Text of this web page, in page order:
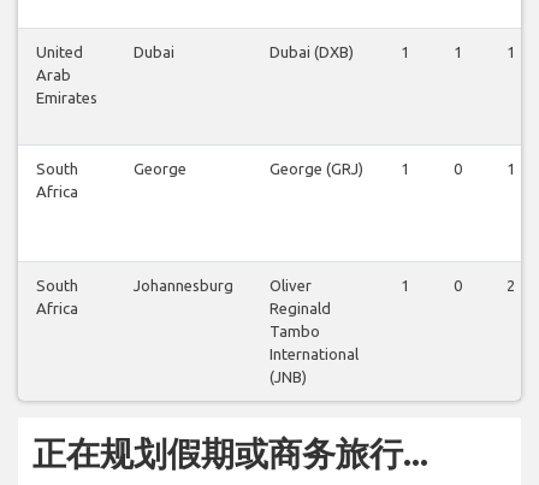
United
Arab
Emirates
Dubai Dubai (DXB) 1 1 1
South
Africa
George George (GRJ) 1 0 1
South
Africa
Johannesburg
Oliver
Reginald
Tambo
International
(JNB)
1 0 2
正在规划假期或商务旅行...